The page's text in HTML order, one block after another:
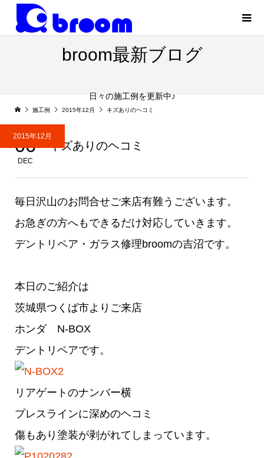
broom最新ブログ
日々の施工例を更新中♪
施工例 2015年12月 キズありのヘコミ
2015年12月
06
DEC
キズありのヘコミ
毎日沢山のお問合せご来店有難うございます。
お急ぎの方へもできるだけ対応していきます。
デントリペア・ガラス修理broomの吉沼です。
本日のご紹介は
茨城県つくば市よりご来店
ホンダ N-BOX
デントリペアです。
リアゲートのナンバー横
プレスラインに深めのヘコミ
傷もあり塗装が剥がれてしまっています。